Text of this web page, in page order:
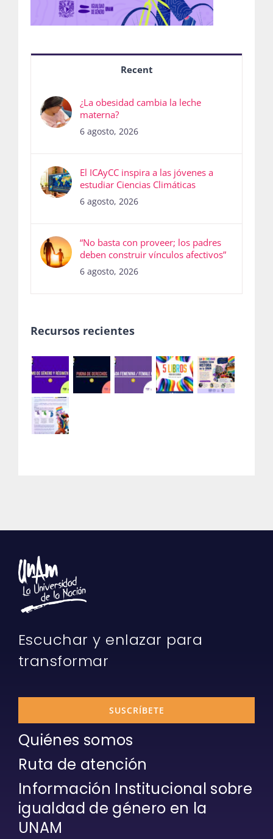
Recent
¿La obesidad cambia la leche
materna?
6 agosto, 2026
El ICAyCC inspira a las jóvenes a
estudiar Ciencias Climáticas
6 agosto, 2026
“No basta con proveer; los padres
deben construir vínculos afectivos”
6 agosto, 2026
Recursos recientes
Escuchar y enlazar para
transformar
SUSCRÍBETE
Quiénes somos
Ruta de atención
Información Institucional sobre
igualdad de género en la
UNAM